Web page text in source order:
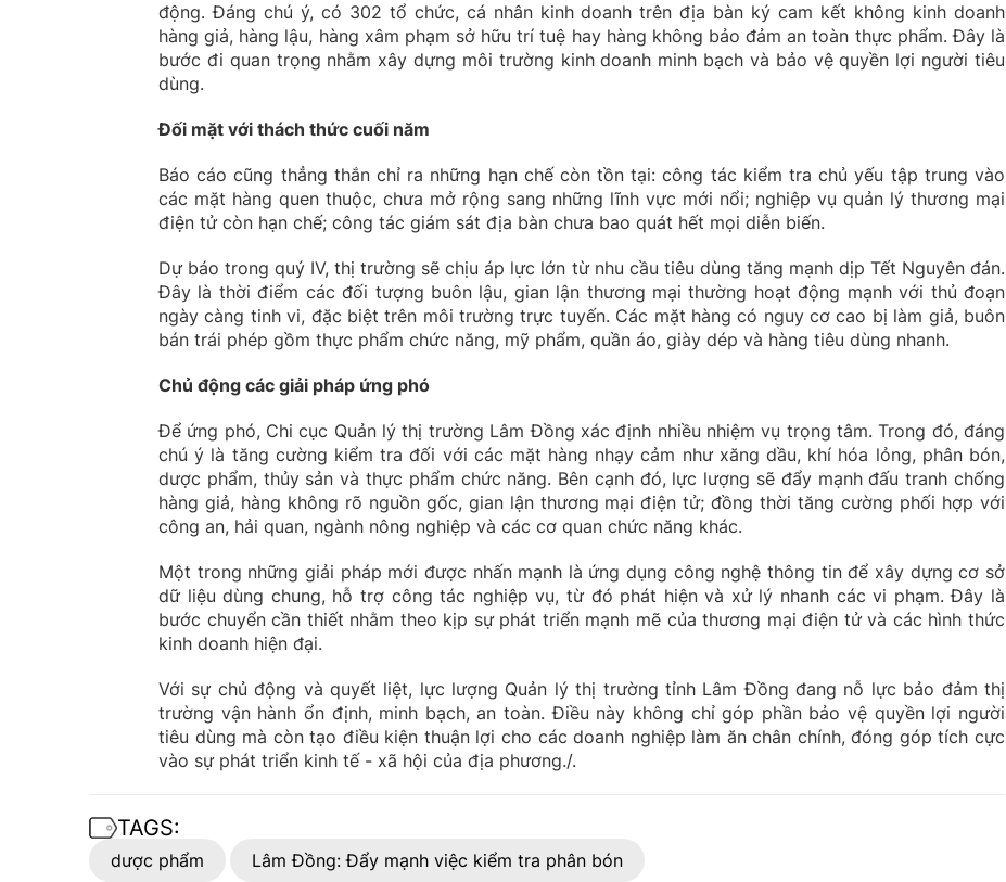
động. Đáng chú ý, có 302 tổ chức, cá nhân kinh doanh trên địa bàn ký cam kết không kinh doanh
hàng giả, hàng lậu, hàng xâm phạm sở hữu trí tuệ hay hàng không bảo đảm an toàn thực phẩm. Đây là
bước đi quan trọng nhằm xây dựng môi trường kinh doanh minh bạch và bảo vệ quyền lợi người tiêu
dùng.
Đối mặt với thách thức cuối năm
Báo cáo cũng thẳng thắn chỉ ra những hạn chế còn tồn tại: công tác kiểm tra chủ yếu tập trung vào
các mặt hàng quen thuộc, chưa mở rộng sang những lĩnh vực mới nổi; nghiệp vụ quản lý thương mại
điện tử còn hạn chế; công tác giám sát địa bàn chưa bao quát hết mọi diễn biến.
Dự báo trong quý IV, thị trường sẽ chịu áp lực lớn từ nhu cầu tiêu dùng tăng mạnh dịp Tết Nguyên đán.
Đây là thời điểm các đối tượng buôn lậu, gian lận thương mại thường hoạt động mạnh với thủ đoạn
ngày càng tinh vi, đặc biệt trên môi trường trực tuyến. Các mặt hàng có nguy cơ cao bị làm giả, buôn
bán trái phép gồm thực phẩm chức năng, mỹ phẩm, quần áo, giày dép và hàng tiêu dùng nhanh.
Chủ động các giải pháp ứng phó
Để ứng phó, Chi cục Quản lý thị trường Lâm Đồng xác định nhiều nhiệm vụ trọng tâm. Trong đó, đáng
chú ý là tăng cường kiểm tra đối với các mặt hàng nhạy cảm như xăng dầu, khí hóa lỏng, phân bón,
dược phẩm, thủy sản và thực phẩm chức năng. Bên cạnh đó, lực lượng sẽ đẩy mạnh đấu tranh chống
hàng giả, hàng không rõ nguồn gốc, gian lận thương mại điện tử; đồng thời tăng cường phối hợp với
công an, hải quan, ngành nông nghiệp và các cơ quan chức năng khác.
Một trong những giải pháp mới được nhấn mạnh là ứng dụng công nghệ thông tin để xây dựng cơ sở
dữ liệu dùng chung, hỗ trợ công tác nghiệp vụ, từ đó phát hiện và xử lý nhanh các vi phạm. Đây là
bước chuyển cần thiết nhằm theo kịp sự phát triển mạnh mẽ của thương mại điện tử và các hình thức
kinh doanh hiện đại.
Với sự chủ động và quyết liệt, lực lượng Quản lý thị trường tỉnh Lâm Đồng đang nỗ lực bảo đảm thị
trường vận hành ổn định, minh bạch, an toàn. Điều này không chỉ góp phần bảo vệ quyền lợi người
tiêu dùng mà còn tạo điều kiện thuận lợi cho các doanh nghiệp làm ăn chân chính, đóng góp tích cực
vào sự phát triển kinh tế - xã hội của địa phương./.
TAGS:
dược phẩm Lâm Đồng: Đẩy mạnh việc kiểm tra phân bón